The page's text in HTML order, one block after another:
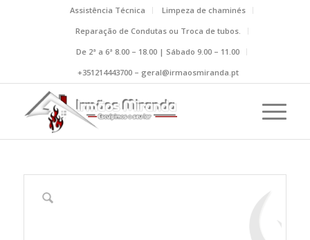
Assistência Técnica
Limpeza de chaminés
Reparação de Condutas ou Troca de tubos.
De 2ª a 6ª 8.00 – 18.00 | Sábado 9.00 – 11.00
+351214443700 – geral@irmaosmiranda.pt